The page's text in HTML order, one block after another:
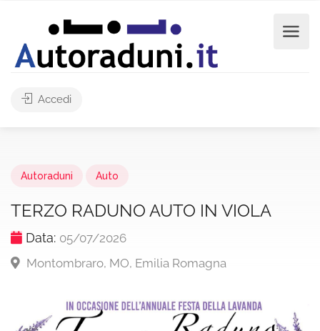
Accedi
Autoraduni Auto
TERZO RADUNO AUTO IN VIOLA
Data: 05/07/2026
Montombraro, MO, Emilia Romagna